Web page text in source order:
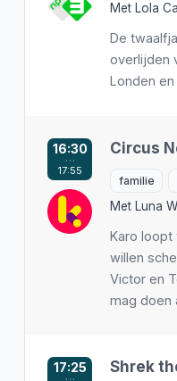
Met Lola
De
overlijden
Londen
16:30
…
17:55
Circus
familie
Met Luna
Karo loopt
willen
Victor en
mag doen
17:25
… Shrek